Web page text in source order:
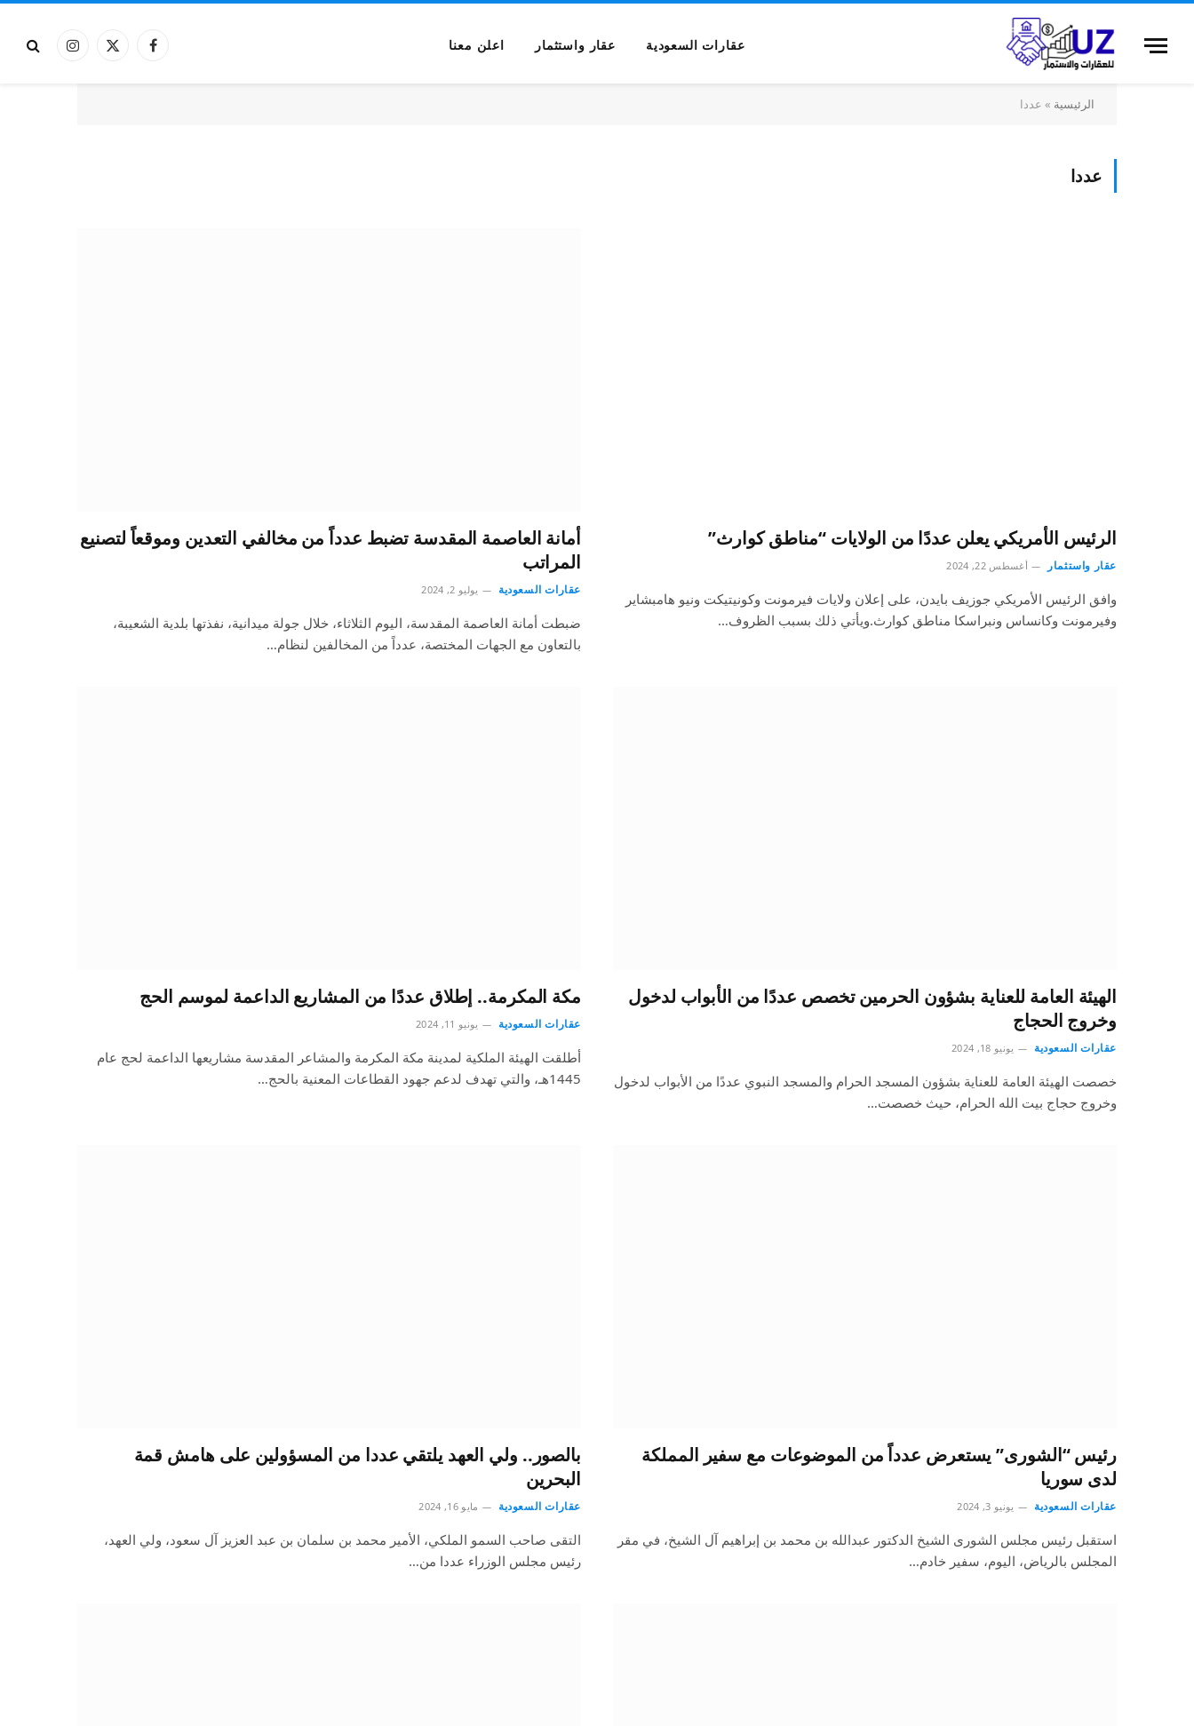
عقارات السعودية عقار واستثمار اعلن معنا فيسبوكX
الانستغرام
الرئيسية » عددا
عددا
الرئيس الأمريكي يعلن عددًا من الولايات “مناطق كوارث”
عقار واستثمار أغسطس 22, 2024
وافق الرئيس الأمريكي جوزيف بايدن، على إعلان ولايات فيرمونت وكونيتيكت ونيو هامبشاير
وفيرمونت وكانساس ونبراسكا مناطق كوارث.ويأتي ذلك بسبب الظروف…
أمانة العاصمة المقدسة تضبط عدداً من مخالفي التعدين وموقعاً لتصنيع
المراتب
عقارات السعودية يوليو 2, 2024
ضبطت أمانة العاصمة المقدسة، اليوم الثلاثاء، خلال جولة ميدانية، نفذتها بلدية الشعيبة،
بالتعاون مع الجهات المختصة، عدداً من المخالفين لنظام…
الهيئة العامة للعناية بشؤون الحرمين تخصص عددًا من الأبواب لدخول
وخروج الحجاج
عقارات السعودية يونيو 18, 2024
خصصت الهيئة العامة للعناية بشؤون المسجد الحرام والمسجد النبوي عددًا من الأبواب لدخول
وخروج حجاج بيت الله الحرام، حيث خصصت…
مكة المكرمة.. إطلاق عددًا من المشاريع الداعمة لموسم الحج
عقارات السعودية يونيو 11, 2024
أطلقت الهيئة الملكية لمدينة مكة المكرمة والمشاعر المقدسة مشاريعها الداعمة لحج عام
1445هـ، والتي تهدف لدعم جهود القطاعات المعنية بالحج…
رئيس “الشورى” يستعرض عدداً من الموضوعات مع سفير المملكة
لدى سوريا
عقارات السعودية يونيو 3, 2024
استقبل رئيس مجلس الشورى الشيخ الدكتور عبدالله بن محمد بن إبراهيم آل الشيخ، في مقر
المجلس بالرياض، اليوم، سفير خادم…
بالصور.. ولي العهد يلتقي عددا من المسؤولين على هامش قمة
البحرين
عقارات السعودية مايو 16, 2024
التقى صاحب السمو الملكي، الأمير محمد بن سلمان بن عبد العزيز آل سعود، ولي العهد،
رئيس مجلس الوزراء عددا من…